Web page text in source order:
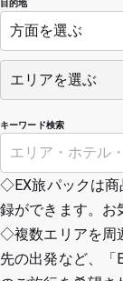
目的地
キーワード検索
◇EX旅パックは商
録ができます。お
◇複数エリアを周
先の出発など、「